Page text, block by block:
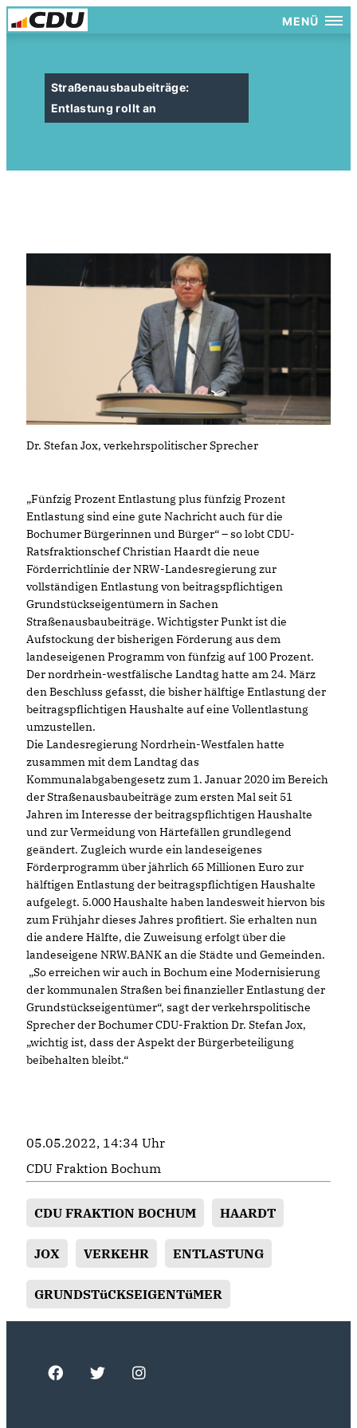
MENÜ
Straßenausbaubeiträge:
Entlastung rollt an
Dr. Stefan Jox, verkehrspolitischer Sprecher
Fünfzig Prozent Entlastung plus fünfzig Prozent
Entlastung sind eine gute Nachricht auch für die
Bochumer Bürgerinnen und Bürger“ – so lobt CDU-
Ratsfraktionschef Christian Haardt die neue
Förderrichtlinie der NRW-Landesregierung zur
vollständigen Entlastung von beitragspflichtigen
Grundstückseigentümern in Sachen
Straßenausbaubeiträge. Wichtigster Punkt ist die
Aufstockung der bisherigen Förderung aus dem
landeseigenen Programm von fünfzig auf 100 Prozent.
Der nordrhein-westfälische Landtag hatte am 24. März
den Beschluss gefasst, die bisher hälftige Entlastung der
beitragspflichtigen Haushalte auf eine Vollentlastung
umzustellen.
Die Landesregierung Nordrhein-Westfalen hatte
zusammen mit dem Landtag das
Kommunalabgabengesetz zum 1. Januar 2020 im Bereich
der Straßenausbaubeiträge zum ersten Mal seit 51
Jahren im Interesse der beitragspflichtigen Haushalte
und zur Vermeidung von Härtefällen grundlegend
geändert. Zugleich wurde ein landeseigenes
Förderprogramm über jährlich 65 Millionen Euro zur
hälftigen Entlastung der beitragspflichtigen Haushalte
aufgelegt. 5.000 Haushalte haben landesweit hiervon bis
zum Frühjahr dieses Jahres profitiert. Sie erhalten nun
die andere Hälfte, die Zuweisung erfolgt über die
landeseigene NRW.BANK an die Städte und Gemeinden.
So erreichen wir auch in Bochum eine Modernisierung
der kommunalen Straßen bei finanzieller Entlastung der
Grundstückseigentümer“, sagt der verkehrspolitische
Sprecher der Bochumer CDU-Fraktion Dr. Stefan Jox,
wichtig ist, dass der Aspekt der Bürgerbeteiligung
beibehalten bleibt.“
05.05.2022, 14:34 Uhr
CDU Fraktion Bochum
CDU FRAKTION BOCHUM HAARDT
JOX VERKEHR ENTLASTUNG
GRUNDSTüCKSEIGENTüMER